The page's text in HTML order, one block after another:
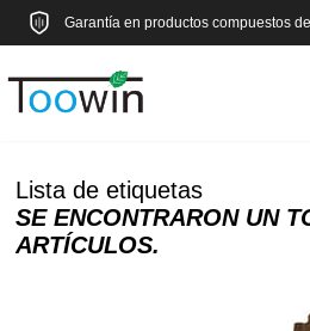
Garantía en productos compuestos
Lista de etiquetas
SE ENCONTRARON UN
ARTÍCULOS.